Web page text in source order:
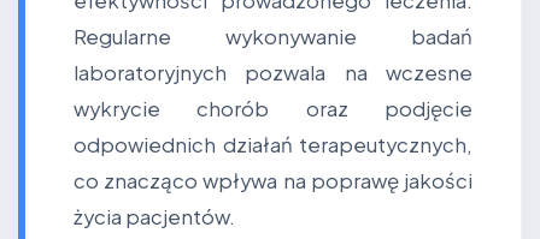
Regularne wykonywanie badań
laboratoryjnych pozwala na wczesne
wykrycie chorób oraz podjęcie
odpowiednich działań terapeutycznych,
co znacząco wpływa na poprawę jakości
życia pacjentów.